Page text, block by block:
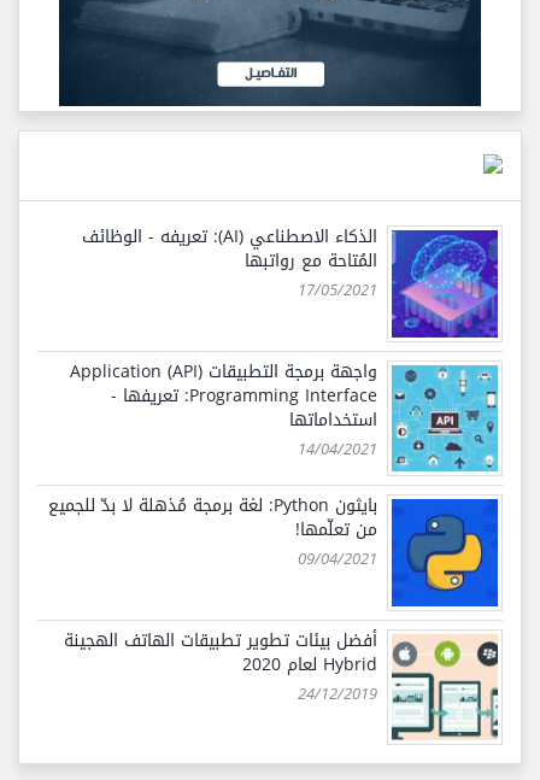
الذكاء الاصطناعي (AI): تعريفه - الوظائف
المُتاحة مع رواتبها
17/05/2021
واجهة برمجة التطبيقات (API) Application
Programming Interface: تعريفها -
استخداماتها
14/04/2021
بايثون Python: لغة برمجة مُذهلة لا بدّ للجميع
من تعلّمها!
09/04/2021
أفضل بيئات تطوير تطبيقات الهاتف الهجينة
Hybrid لعام 2020
24/12/2019